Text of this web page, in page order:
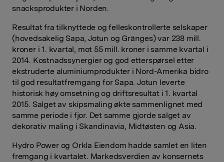
snacksprodukter i Norden.
Resultat fra tilknyttede og felleskontrollerte selskaper
(hovedsakelig Sapa, Jotun og Gränges) var 238 mill.
kroner i 1. kvartal, mot 55 mill. kroner i samme kvartal i
2014. Kostnadssynergier og god etterspørsel etter
ekstruderte aluminiumprodukter i Nord-Amerika bidro
til god resultatfremgang for Sapa. Jotun leverte
historisk høy omsetning og driftsresultat i 1. kvartal
2015. Salget av skipsmaling økte sammenlignet med
samme periode i fjor. Det samme gjorde salget av
dekorativ maling i Skandinavia, Midtøsten og Asia.
Hydro Power og Orkla Eiendom hadde samlet en liten
fremgang i kvartalet. Markedsverdien av konsernets